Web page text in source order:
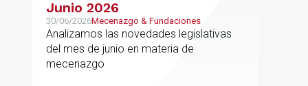
Junio 2026
30/06/2026Mecenazgo & Fundaciones
Analizamos las novedades legislativas
del mes de junio en materia de
mecenazgo